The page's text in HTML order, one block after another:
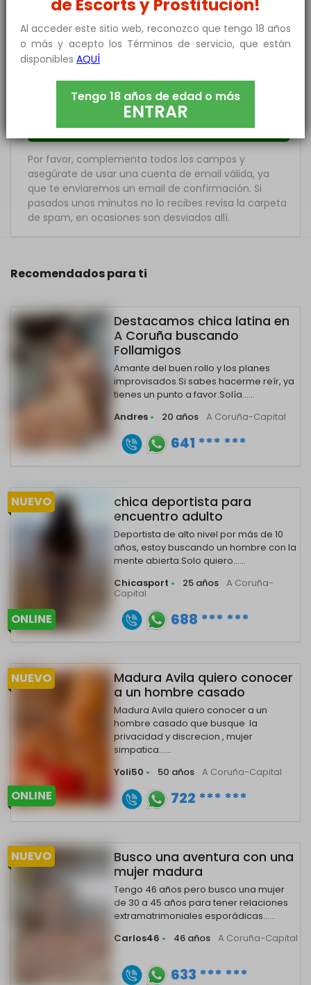
Nombre *
Email*
He leído y acepto los
de Uso, laPolítica de Privacidady elAviso Legal
Por favor, complementa todos los campos y
asegúrate de usar una cuenta de email válida, ya
que te enviaremos un email de confirmación. Si
pasados unos minutos no lo recibes revisa la carpeta
de spam, en ocasiones son desviados allí.
Recomendados para ti
Destacamos chica latina en
A Coruña buscando
Follamigos
Amante del buen rollo y los planes
improvisados.Si sabes hacerme reír, ya
tienes un punto a favor.Solía......
Andres • 20 años A Coruña-Capital
641 *** ***
NUEVO
ONLINE
chica deportista para
encuentro adulto
Deportista de alto nivel por más de 10
años, estoy buscando un hombre con la
mente abierta.Solo quiero......
Chicasport • 25 años A Coruña-
Capital
688 *** ***
NUEVO
ONLINE
Madura Avila quiero conocer
a un hombre casado
Madura Avila quiero conocer a un
hombre casado que busque la
privacidad y discrecion , mujer
simpatica......
Yoli50 • 50 años A Coruña-Capital
722 *** ***
NUEVO
Busco una aventura con una
mujer madura
Tengo 46 años pero busco una mujer
de 30 a 45 años para tener relaciones
extramatrimoniales esporádicas......
Carlos46 • 46 años A Coruña-Capital
633 *** ***
de Escorts y Prostitución!
Al acceder este sitio web, reconozco que tengo 18 años
o más y acepto los Términos de servicio, que están
disponibles AQUÍ
Tengo 18 años de edad o más
ENTRAR